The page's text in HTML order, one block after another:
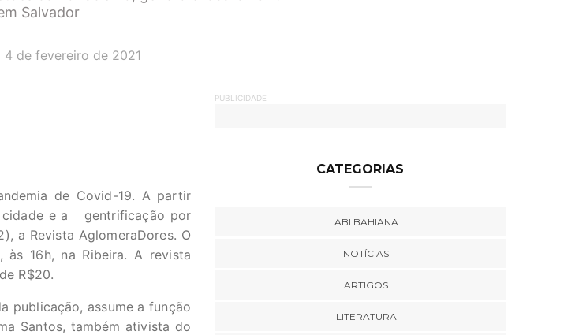
Salvador
DATA:
4 de fevereiro de 2021
de Covid-19. A partir
cidade e a gentrificação por
a Revista AglomeraDores. O
16h, na Ribeira. A revista
R$20.
publicação, assume a função
Santos, também ativista do
PUBLICIDADE
CATEGORIAS
ABI BAHIANA
NOTÍCIAS
ARTIGOS
LITERATURA